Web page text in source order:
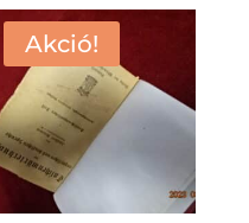
Akció!